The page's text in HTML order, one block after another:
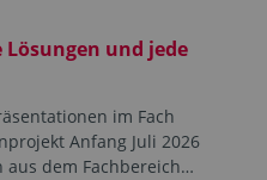
und jede
im Fach
Anfang Juli 2026
dem Fachbereich…